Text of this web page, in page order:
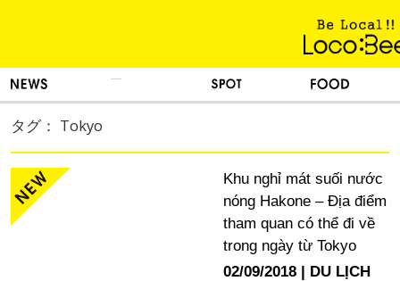
タグ： Tokyo
Khu nghỉ mát suối nước
nóng Hakone – Địa điểm
tham quan có thể đi về
trong ngày từ Tokyo
02/09/2018
DU LỊCH